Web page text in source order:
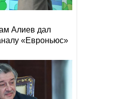
Алиев дал
«Евроньюс»